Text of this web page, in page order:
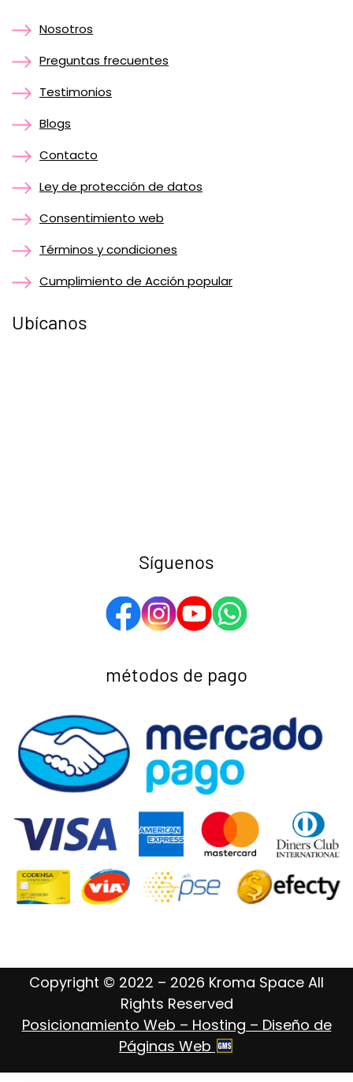
Nosotros
Preguntas frecuentes
Testimonios
Blogs
Contacto
Ley de protección de datos
Consentimiento web
Términos y condiciones
Cumplimiento de Acción popular
Ubícanos
Síguenos
métodos de pago
Copyright © 2022 – 2026 Kroma Space All
Rights Reserved
Posicionamiento Web – Hosting – Diseño de
Páginas Web